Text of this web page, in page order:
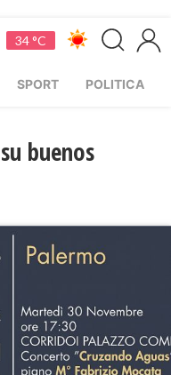
34 °C
SPORT POLITICA
buenos